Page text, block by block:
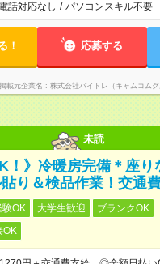
電話対応なし / パソコンスキル不要
！ 応募する
掲載元企業名 株式会社バイトレ（キャムコムグ
未読
！》冷暖房完備＊座り
り＆検品作業！交通
験OK 大学生歓迎
ブランクOK
OK